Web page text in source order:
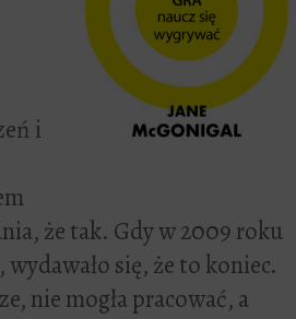
i
że tak. Gdy w 2009 roku
się, że to koniec.
nie mogła pracować, a